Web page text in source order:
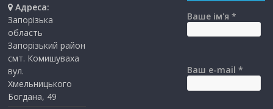
Адреса:
Запорізька
область
Запорізький район
смт. Комишуваха
вул.
Хмельницького
Богдана, 49
Ваше ім'я *
Ваш e-mail *